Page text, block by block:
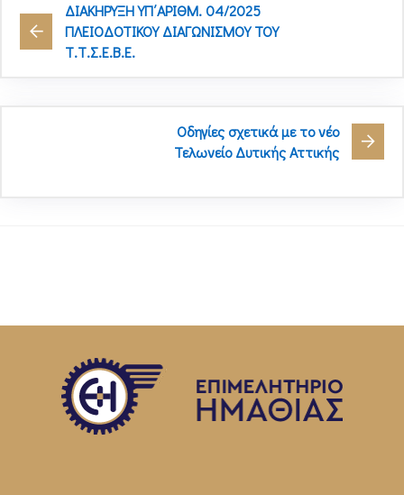
ΔΙΑΚΗΡΥΞΗ ΥΠ΄ΑΡΙΘΜ. 04/2025
ΠΛΕΙΟΔΟΤΙΚΟΥ ΔΙΑΓΩΝΙΣΜΟΥ ΤΟΥ
Τ.Τ.Σ.Ε.Β.Ε.
Οδηγίες σχετικά με το νέο
Τελωνείο Δυτικής Αττικής